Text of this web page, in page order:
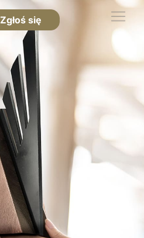
Zgłoś się